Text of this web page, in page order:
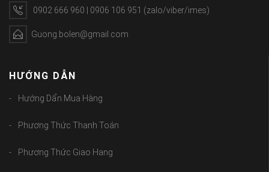
0902 666 960 | 0906 106 951 (zalo/viber/imes)
Guong.bolen@gmail.com
HƯỚNG DẪN
Hướng Dẩn Mua Hàng
Phương Thức Thanh Toán
Phương Thức Giao Hang